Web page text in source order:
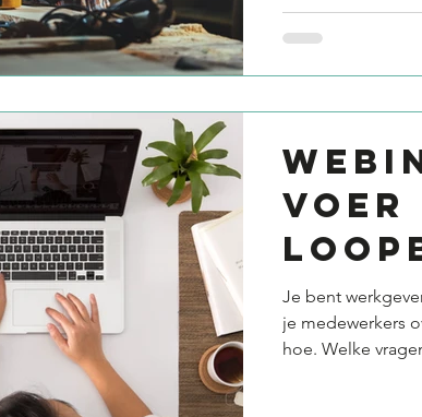
voer
k?
Je bent
je medewerkers
hoe. Welke